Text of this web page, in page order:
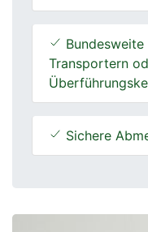
Transportern
Sichere